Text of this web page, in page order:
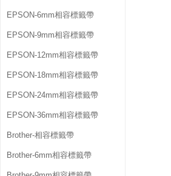
EPSON-6mm相容標籤帶
EPSON-9mm相容標籤帶
EPSON-12mm相容標籤帶
EPSON-18mm相容標籤帶
EPSON-24mm相容標籤帶
EPSON-36mm相容標籤帶
Brother-相容標籤帶
Brother-6mm相容標籤帶